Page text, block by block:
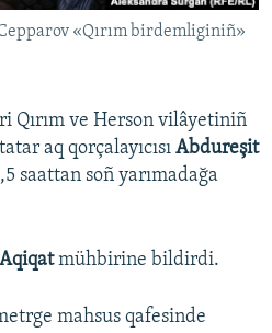
«Qırım birdemliginiñ»
Qırım ve Herson vilâyetiniñ
aq qorçalayıcısı Abdureşit
saattan soñ yarımadağa
mühbirine bildirdi.
mahsus qafesinde